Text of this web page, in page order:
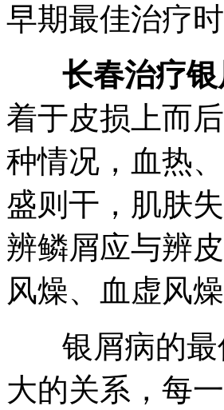
早期最佳治疗
长春治疗
着于皮损上而
种情况，血热
盛则干，肌肤
辨鳞屑应与辨
风燥、血虚风燥
银屑病的最
大的关系，每